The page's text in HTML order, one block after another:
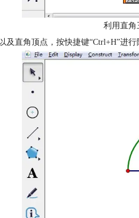
利用直角
及直角顶点，按快捷键“Ctrl+H”进